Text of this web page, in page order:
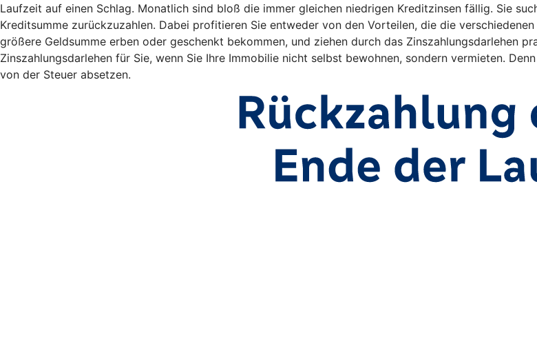
Laufzeit auf einen Schlag. Monatlich sind bloß die immer gleichen niedrigen Kreditzinsen fällig. Sie
Kreditsumme zurückzuzahlen. Dabei profitieren Sie entweder von den Vorteilen, die die
größere Geldsumme erben oder geschenkt bekommen, und ziehen durch das Zinszahlungsdarlehen
Zinszahlungsdarlehen für Sie, wenn Sie Ihre Immobilie nicht selbst bewohnen, sondern vermieten.
von der Steuer absetzen.